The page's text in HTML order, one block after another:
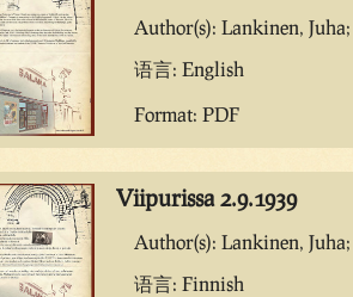
Author(s): Lankinen,
语言: English
Format: PDF
Viipurissa 2.9.1939
Author(s): Lankinen,
语言: Finnish